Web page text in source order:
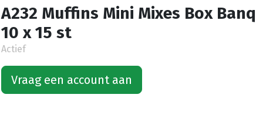
A232 Muffins Mini Mixes Box
10 x 15 st
Actief
Vraag een account aan